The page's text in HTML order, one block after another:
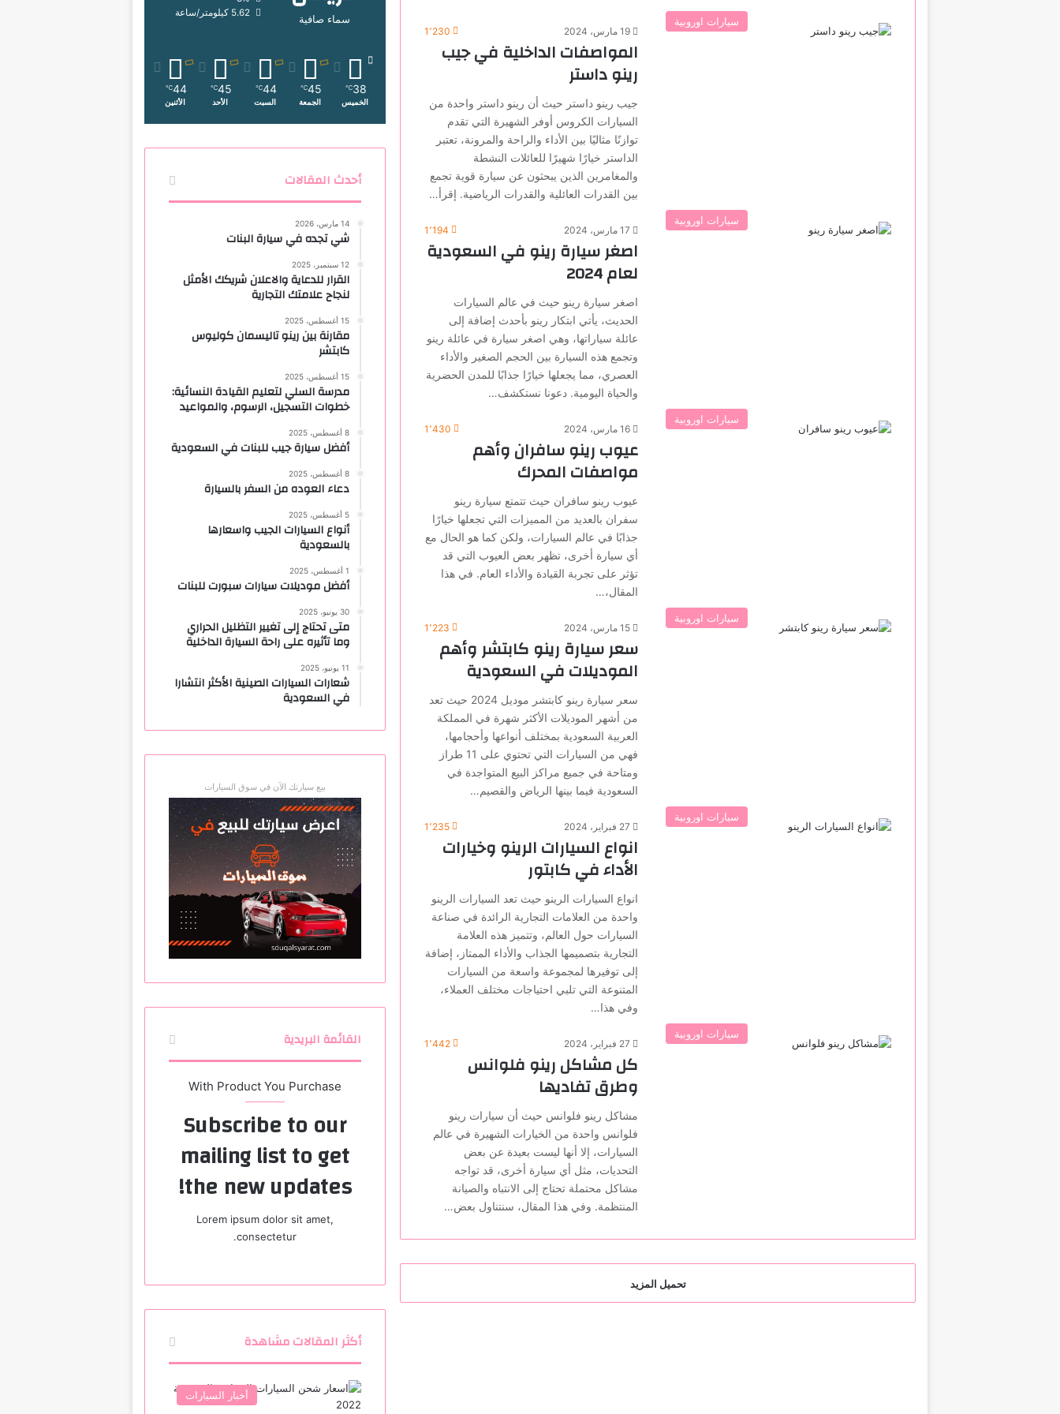
سيارات اوروبية
19 مارس، 2024 1٬230
المواصفات الداخلية في جيب
رينو داستر
جيب رينو داستر حيث أن رينو داستر واحدة من
السيارات الكروس أوفر الشهيرة التي تقدم
توازنًا مثاليًا بين الأداء والراحة والمرونة، تعتبر
الداستر خيارًا شهيرًا للعائلات النشطة
والمغامرين الذين يبحثون عن سيارة قوية تجمع
بين القدرات العائلية والقدرات الرياضية. إقرأ…
سيارات اوروبية
17 مارس، 2024 1٬194
اصغر سيارة رينو في السعودية
لعام 2024
اصغر سيارة رينو حيث في عالم السيارات
الحديث، يأتي ابتكار رينو بأحدث إضافة إلى
عائلة سياراتها، وهي اصغر سيارة في عائلة رينو
وتجمع هذه السيارة بين الحجم الصغير والأداء
العصري، مما يجعلها خيارًا جذابًا للمدن الحضرية
والحياة اليومية. دعونا نستكشف…
سيارات اوروبية
16 مارس، 2024 1٬430
عيوب رينو سافران وأهم
مواصفات المحرك
عيوب رينو سافران حيث تتمتع سيارة رينو
سفران بالعديد من المميزات التي تجعلها خيارًا
جذابًا في عالم السيارات، ولكن كما هو الحال مع
أي سيارة أخرى، تظهر بعض العيوب التي قد
تؤثر على تجربة القيادة والأداء العام. في هذا
المقال،…
سيارات اوروبية
15 مارس، 2024 1٬223
سعر سيارة رينو كابتشر وأهم
الموديلات في السعودية
سعر سيارة رينو كابتشر موديل 2024 حيث تعد
من أشهر الموديلات الأكثر شهرة في المملكة
العربية السعودية بمختلف أنواعها وأحجامها،
فهي من السيارات التي تحتوي على 11 طراز
ومتاحة في جميع مراكز البيع المتواجدة في
السعودية فيما بينها الرياض والقصيم…
سيارات اوروبية
27 فبراير، 2024 1٬235
انواع السيارات الرينو وخيارات
الأداء في كابتور
انواع السيارات الرينو حيث تعد السيارات الرينو
واحدة من العلامات التجارية الرائدة في صناعة
السيارات حول العالم، وتتميز هذه العلامة
التجارية بتصميمها الجذاب والأداء الممتاز، إضافة
إلى توفيرها لمجموعة واسعة من السيارات
المتنوعة التي تلبي احتياجات مختلف العملاء،
وفي هذا…
سيارات اوروبية
27 فبراير، 2024 1٬442
كل مشاكل رينو فلوانس
وطرق تفاديها
مشاكل رينو فلوانس حيث أن سيارات رينو
فلوانس واحدة من الخيارات الشهيرة في عالم
السيارات، إلا أنها ليست بعيدة عن بعض
التحديات، مثل أي سيارة أخرى، قد تواجه
مشاكل محتملة تحتاج إلى الانتباه والصيانة
المنتظمة. وفي هذا المقال، سنتناول بعض…
تحميل المزيد
سماء صافية
5.62 كيلومتر/ساعة
38
℃
الخميس
45
℃
الجمعة
44
℃
السبت
45
℃
الأحد
44
℃
الأثنين
أحدث المقالات
14 مارس، 2026
شي تجده في سيارة البنات
12 سبتمبر، 2025
القرار للدعاية والاعلان شريكك الأمثل
لنجاح علامتك التجارية
15 أغسطس، 2025
مقارنة بين رينو تاليسمان كوليوس
كابتشر
15 أغسطس، 2025
مدرسة السلي لتعليم القيادة النسائية:
خطوات التسجيل، الرسوم، والمواعيد
8 أغسطس، 2025
أفضل سيارة جيب للبنات في السعودية
8 أغسطس، 2025
دعاء العوده من السفر بالسيارة
5 أغسطس، 2025
أنواع السيارات الجيب واسعارها
بالسعودية
1 أغسطس، 2025
أفضل موديلات سيارات سبورت للبنات
30 يونيو، 2025
متى تحتاج إلى تغيير التظليل الحراري
وما تأثيره على راحة السيارة الداخلية
11 يونيو، 2025
شعارات السيارات الصينية الأكثر انتشارا
في السعودية
بيع سيارتك الآن في سوق السيارات
القائمة البريدية
With Product You Purchase
Subscribe to our
mailing list to get
the new updates!
Lorem ipsum dolor sit amet,
consectetur.
أكثر المقالات مشاهدة
أخبار السيارات